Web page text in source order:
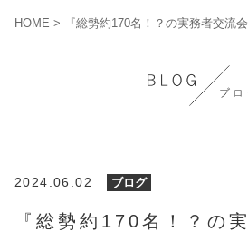
HOME > 『総勢約170名！？の実務者交流会
2024.06.02 ブログ
『総勢約170名！？の